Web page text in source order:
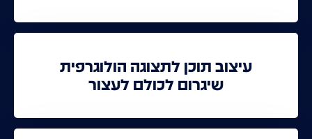
עיצוב תוכן לתצוגה הולוגרפית
שיגרום לכולם לעצור